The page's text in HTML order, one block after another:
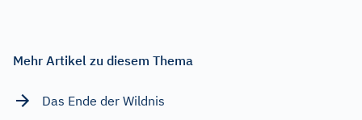
Mehr Artikel zu diesem Thema
Das Ende der Wildnis